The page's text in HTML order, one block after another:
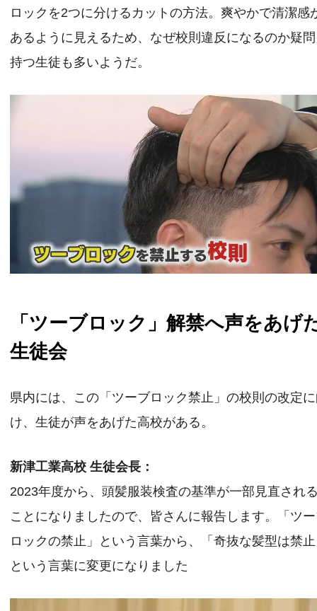
ロックを2つに分けるカットの方法。爽やかで清潔感
あるように見えるため、なぜ校則違反になるのか疑
持つ生徒も多いようだ。
「ツーブロック」解禁へ声をあげ
生徒会
県内には、この「ツーブロック禁止」の校則の改定
け、生徒が声をあげた高校がある。
新津工業高校 生徒会長：
2023年度から、頭髪服装検査の基準が一部見直され
ことになりましたので、皆さんに報告します。「ツ
ロックの禁止」という言葉から、「奇抜な髪型は禁
という言葉に変更になりました